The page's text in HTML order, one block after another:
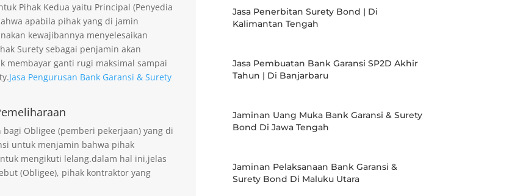
Pihak Kedua yaitu Principal (Penyedia
apabila pihak yang di jamin
kewajibannya menyelesaikan
Surety sebagai penjamin akan
membayar ganti rugi maksimal sampai
Jasa Pengurusan Bank Garansi & Surety
Obligee (pemberi pekerjaan) yang di
untuk menjamin bahwa pihak
mengikuti lelang.dalam hal ini,jelas
(Obligee), pihak kontraktor yang
Jasa Penerbitan Surety Bond | Di
Kalimantan Tengah
Jasa Pembuatan Bank Garansi SP2D Akhir
Tahun | Di Banjarbaru
Jaminan Uang Muka Bank Garansi & Surety
Bond Di Jawa Tengah
Jaminan Pelaksanaan Bank Garansi &
Surety Bond Di Maluku Utara